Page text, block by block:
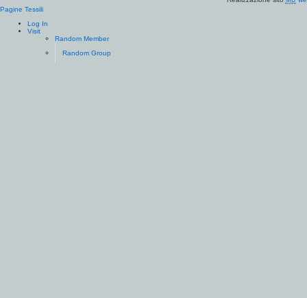
Pagine Tessili
Log In
Visit
Random Member
Random Group